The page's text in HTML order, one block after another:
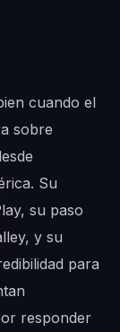
cuando el
sobre
Su
su paso
y su
para
responder